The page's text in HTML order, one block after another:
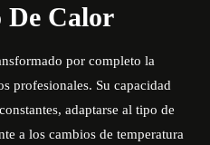
De Calor
por completo la
profesionales. Su capacidad
adaptarse al tipo de
a los cambios de temperatura